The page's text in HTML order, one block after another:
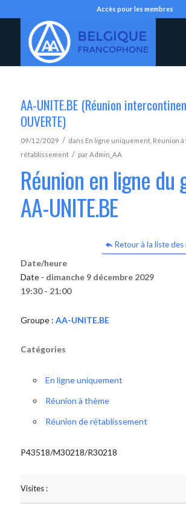
Accès pour les membres
AA-UNITE.BE (Réunion
OUVERTE)
09/12/2029 / dans En ligne uniquement, Réunion à
rétablissement / parAdmin_AA
Réunion en ligne du
AA-UNITE.BE
Retour à la liste des
Date/heure
Date - dimanche 9 décembre 2029
19:30 - 21:00
Groupe : AA-UNITE.BE
Catégories
En ligne uniquement
Réunion à thème
Réunion de rétablissement
P43518/M30218/R30218
Visites :